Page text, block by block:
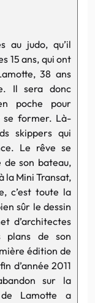
au judo, qu’il
15 ans, qui ont
, 38 ans
Il sera donc
poche pour
se former. Là-
skippers qui
Le rêve se
de son bateau,
la Mini Transat,
c’est toute la
sûr le dessin
d’architectes
plans de son
édition de
d’année 2011
sur la
Lamotte a